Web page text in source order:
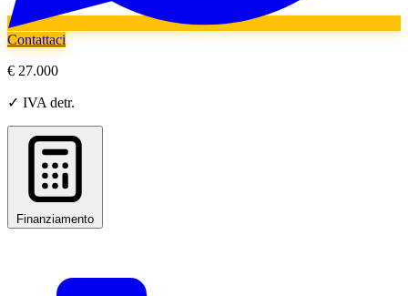
Contattaci
€ 27.000
✓ IVA detr.
Finanziamento